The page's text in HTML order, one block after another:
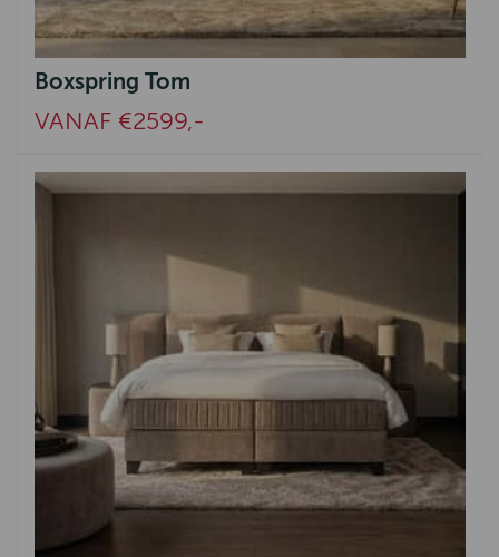
Boxspring Tom
VANAF €2599,-